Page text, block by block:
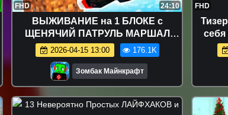
FHD 24:10
ВЫЖИВАНИЕ на 1 БЛОКЕ с
ЩЕНЯЧИЙ ПАТРУЛЬ МАРШАЛ
СКАЙ ГОНЩИК РАЙДЕР в
МАЙНКРАФТ ЗОМБАК
2026-04-15 13:00 176.1K
Зомбак Майнкрафт
FHD